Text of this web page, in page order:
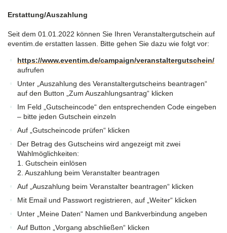
Konzertkarten
und
vieles
mehr
einer
Hand!
Erstattung/Auszahlung
Seit dem 01.01.2022 können Sie Ihren Veranstaltergutschein auf
eventim.de erstatten lassen. Bitte gehen Sie dazu wie folgt vor:
https://www.eventim.de/campaign/veranstaltergutschein/
aufrufen
Unter „Auszahlung des Veranstaltergutscheins beantragen“
auf den Button „Zum Auszahlungsantrag“ klicken
Im Feld „Gutscheincode“ den entsprechenden Code eingeben
– bitte jeden Gutschein einzeln
Auf „Gutscheincode prüfen“ klicken
Der Betrag des Gutscheins wird angezeigt mit zwei
Wahlmöglichkeiten:
1. Gutschein einlösen
2. Auszahlung beim Veranstalter beantragen
Auf „Auszahlung beim Veranstalter beantragen“ klicken
Mit Email und Passwort registrieren, auf „Weiter“ klicken
Unter „Meine Daten“ Namen und Bankverbindung angeben
Auf Button „Vorgang abschließen“ klicken